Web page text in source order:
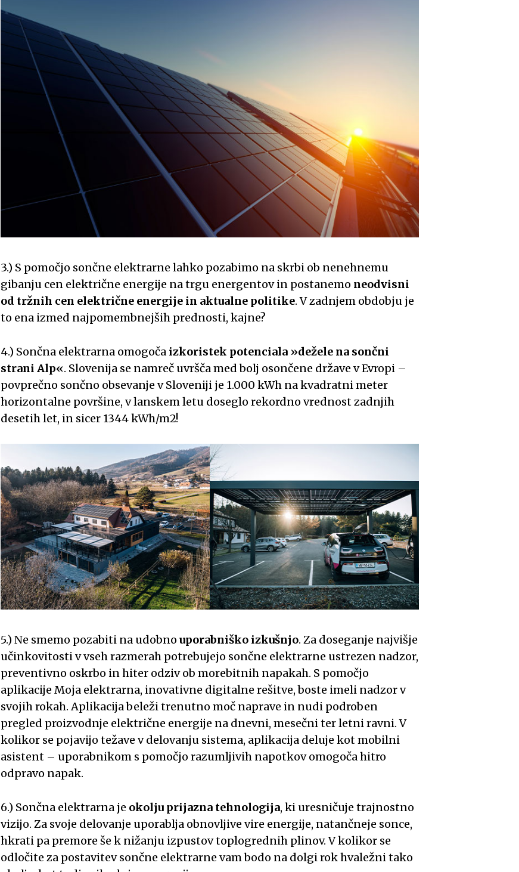
3.) S pomočjo sončne elektrarne lahko pozabimo na skrbi ob nenehnemu
gibanju cen električne energije na trgu energentov in postanemo neodvisni
od tržnih cen električne energije in aktualne politike. V zadnjem obdobju je
to ena izmed najpomembnejših prednosti, kajne?
4.) Sončna elektrarna omogoča izkoristek potenciala »dežele na sončni
strani Alp«. Slovenija se namreč uvršča med bolj osončene države v Evropi –
povprečno sončno obsevanje v Sloveniji je 1.000 kWh na kvadratni meter
horizontalne površine, v lanskem letu doseglo rekordno vrednost zadnjih
desetih let, in sicer 1344 kWh/m2!
5.) Ne smemo pozabiti na udobno uporabniško izkušnjo. Za doseganje najvišje
učinkovitosti v vseh razmerah potrebujejo sončne elektrarne ustrezen nadzor,
preventivno oskrbo in hiter odziv ob morebitnih napakah. S pomočjo
aplikacije Moja elektrarna, inovativne digitalne rešitve, boste imeli nadzor v
svojih rokah. Aplikacija beleži trenutno moč naprave in nudi podroben
pregled proizvodnje električne energije na dnevni, mesečni ter letni ravni. V
kolikor se pojavijo težave v delovanju sistema, aplikacija deluje kot mobilni
asistent – uporabnikom s pomočjo razumljivih napotkov omogoča hitro
odpravo napak.
6.) Sončna elektrarna je okolju prijazna tehnologija, ki uresničuje trajnostno
vizijo. Za svoje delovanje uporablja obnovljive vire energije, natančneje sonce,
hkrati pa premore še k nižanju izpustov toplogrednih plinov. V kolikor se
odločite za postavitev sončne elektrarne vam bodo na dolgi rok hvaležni tako